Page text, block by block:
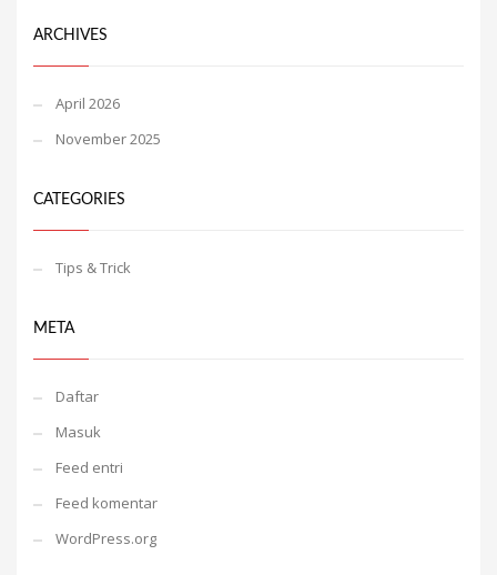
ARCHIVES
April 2026
November 2025
CATEGORIES
Tips & Trick
META
Daftar
Masuk
Feed entri
Feed komentar
WordPress.org